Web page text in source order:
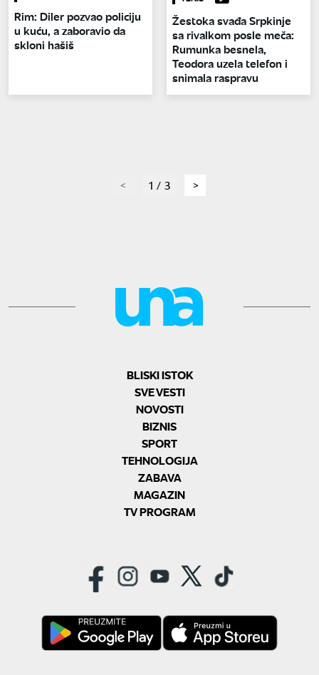
Rim: Diler pozvao policiju
u kuću, a zaboravio da
skloni hašiš
Žestoka svađa Srpkinje
sa rivalkom posle meča:
Rumunka besnela,
Teodora uzela telefon i
snimala raspravu
page1 / 3 page
BLISKI ISTOK
SVE VESTI
NOVOSTI
BIZNIS
SPORT
TEHNOLOGIJA
ZABAVA
MAGAZIN
TV PROGRAM